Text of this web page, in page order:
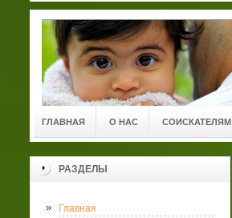
ГЛАВНАЯ О НАС СОИСКАТЕЛЯМ
РАЗДЕЛЫ
Главная